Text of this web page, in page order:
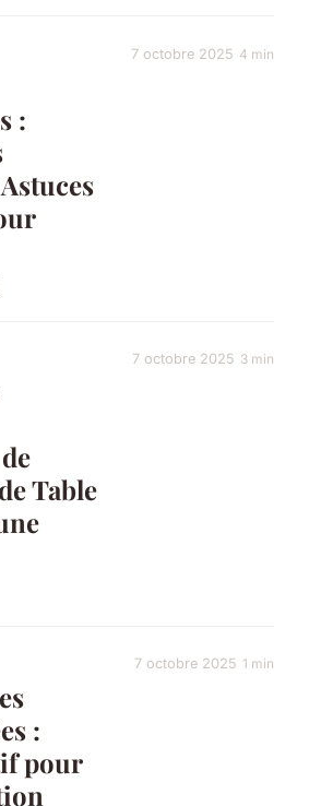
:
7 octobre 2025 4 min
Table
7 octobre 2025 3 min
:
pour
7 octobre 2025 1 min